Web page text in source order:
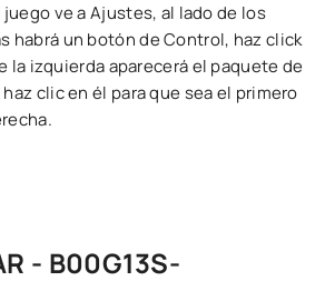
juego ve a Ajustes, al lado de los
habrá un botón de Control, haz click
la izquierda aparecerá el paquete de
clic en él para que sea el primero
- B00G13S-